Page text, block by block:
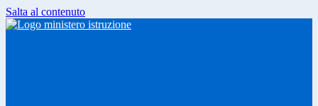
Salta al contenuto